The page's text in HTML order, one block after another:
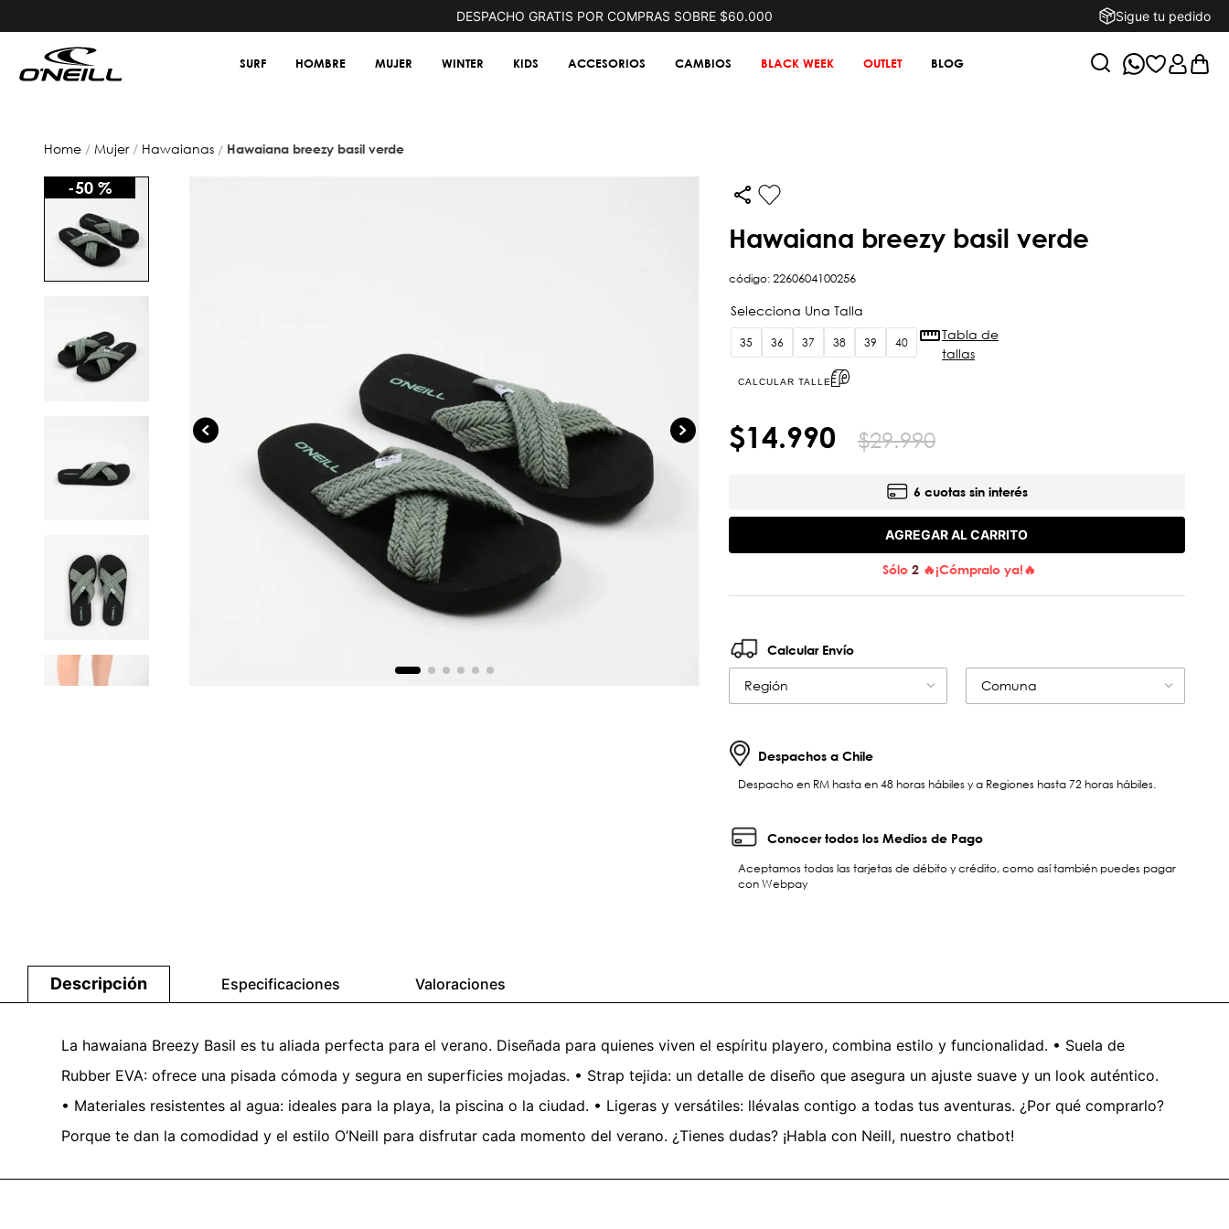
DESPACHO GRATIS POR COMPRAS SOBRE $60.000 Sigue tu pedido
SURF HOMBRE MUJER WINTER KIDS ACCESORIOS CAMBIOS BLACK WEEK OUTLET BLOG
mujer hawaianas hawaiana breezy basil verde
-50 %
hawaiana breezy basil verde
código:2260604100256
35 36 37 38 39 40
CALCULAR TALLE
Tabla de
tallas
$14.990 $29.990
6 cuotas sin interés
AGREGAR AL CARRITO
Sólo 2🔥¡Cómpralo ya!🔥
Calcular Envío
Región Comuna
Despachos a Chile
Despacho en RM hasta en 48 horas hábiles y a Regiones hasta 72 horas hábiles.
Conocer todos los Medios de Pago
Aceptamos todas las tarjetas de débito y crédito, como así también puedes pagar
con Webpay
Descripción Especificaciones Valoraciones
La hawaiana Breezy Basil es tu aliada perfecta para el verano. Diseñada para quienes viven el espíritu playero, combina estilo y funcionalidad. • Suela de
Rubber EVA: ofrece una pisada cómoda y segura en superficies mojadas. • Strap tejida: un detalle de diseño que asegura un ajuste suave y un look auténtico.
• Materiales resistentes al agua: ideales para la playa, la piscina o la ciudad. • Ligeras y versátiles: llévalas contigo a todas tus aventuras. ¿Por qué comprarlo?
Porque te dan la comodidad y el estilo O’Neill para disfrutar cada momento del verano. ¿Tienes dudas? ¡Habla con Neill, nuestro chatbot!